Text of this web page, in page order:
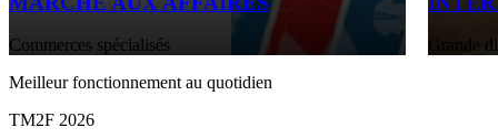
Commerces spécialisés
Meilleur fonctionnement au quotidien
TM2F 2026
Grande